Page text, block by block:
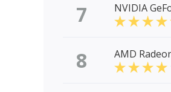
7 NVIDIA
8 AMD